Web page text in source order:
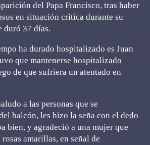
del Papa Francisco, tras haber
en situación crítica durante su
duró 37 días.
ha durado hospitalizado es Juan
que mantenerse hospitalizado
de que sufriera un atentado en
a las personas que se
balcón, les hizo la seña con el dedo
bien, y agradeció a una mujer que
amarillas, en señal de